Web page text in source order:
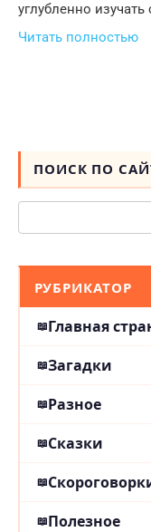
углубленно
Читать полностью
ПОИСК ПО
Поиск:
РУБРИКАТОР
Главная
Загадки
Разное
Сказки
Полезное